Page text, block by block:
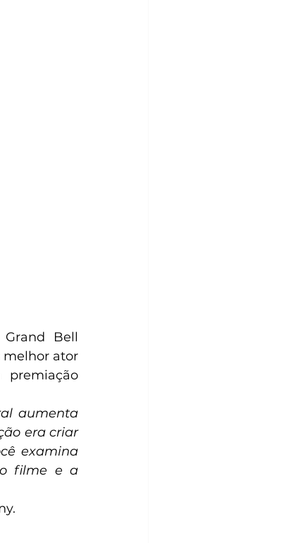
Bell
melhor ator
aumenta
era criar
examina
o filme e a